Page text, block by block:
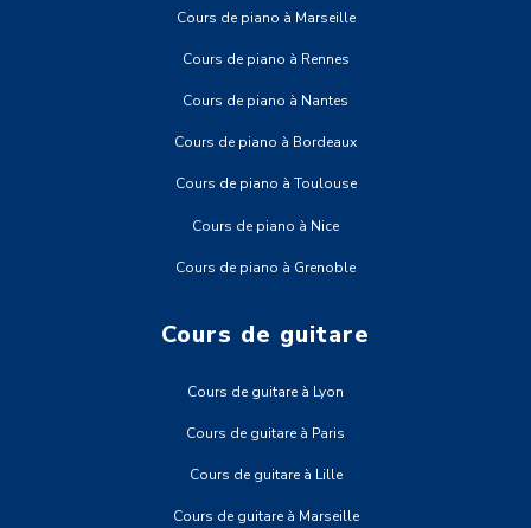
Cours de piano à Marseille
Cours de piano à Rennes
Cours de piano à Nantes
Cours de piano à Bordeaux
Cours de piano à Toulouse
Cours de piano à Nice
Cours de piano à Grenoble
Cours de guitare
Cours de guitare à Lyon
Cours de guitare à Paris
Cours de guitare à Lille
Cours de guitare à Marseille